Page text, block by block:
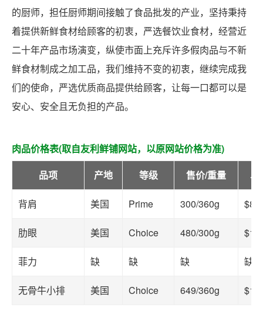
的厨师，担任厨师期间接触了食品批发的产业，坚持秉持
着提供新鲜食材给顾客的初衷，严选餐饮业食材，经营近
二十年产品市场演变，纵使市面上充斥许多假肉品与不新
鲜食材制成之加工品，我们维持不变的初衷，继续完成我
们的使命，严选优质商品提供给顾客，让每一口都可以是
安心、安全且无负担的产品。
肉品价格表(取自友利鲜铺网站，以原网站价格为准)
品项
产地 等级 售价/重量 单
背肩 美国 Prime 300/360g
肋眼 美国 Choice 480/300g
菲力 缺 缺 缺 缺
无骨牛小排 美国 Choice 649/360g